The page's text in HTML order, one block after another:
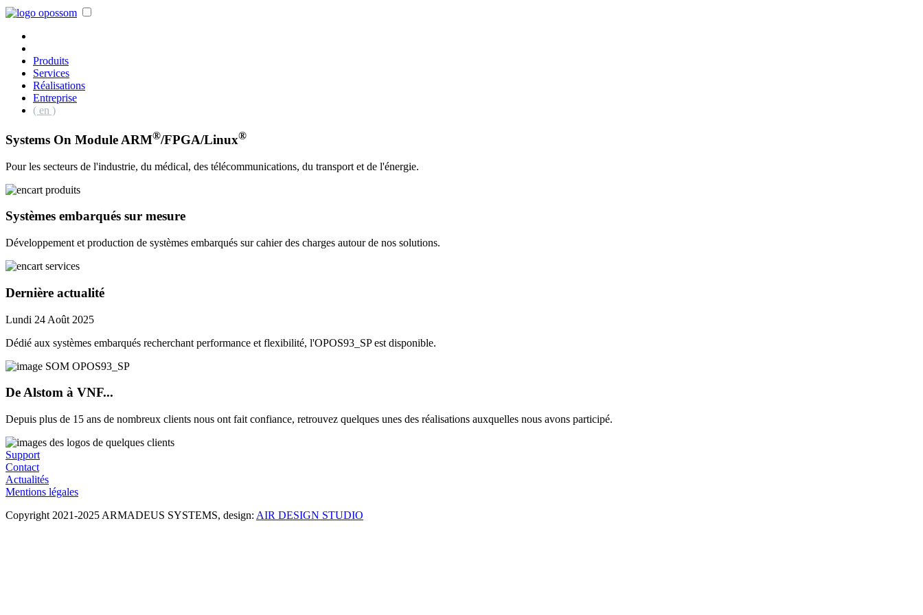
Produits
Services
Réalisations
Entreprise
( en )
Systems On Module ARM®/FPGA/Linux®
Pour les secteurs de l'industrie, du médical, des télécommunications, du transport et de l'énergie.
Systèmes embarqués sur mesure
Développement et production de systèmes embarqués sur cahier des charges autour de nos solutions.
Dernière actualité
Lundi 24 Août 2025
Dédié aux systèmes embarqués recherchant performance et flexibilité, l'OPOS93_SP est disponible.
De Alstom à VNF...
Depuis plus de 15 ans de nombreux clients nous ont fait confiance, retrouvez quelques unes des réalisations auxquelles nous avons participé.
Support
Contact
Actualités
Mentions légales
Copyright 2021-2025 ARMADEUS SYSTEMS, design: AIR DESIGN STUDIO